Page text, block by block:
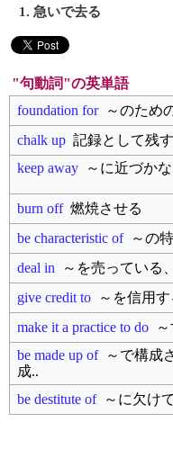
1. 急いで去る
"句動詞"の英単語
foundation for～のため
chalk up 記録として残す
keep away ～に近づか
burn off燃焼させる
be characteristic of～の特
deal in ～を売っている
give credit to ～を信用
make it a practice to do ～
be made up of～で構成
成..
be destitute of～に欠け